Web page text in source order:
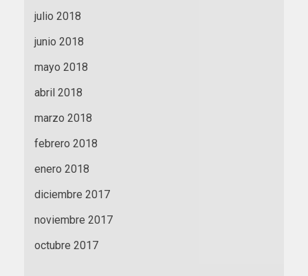
julio 2018
junio 2018
mayo 2018
abril 2018
marzo 2018
febrero 2018
enero 2018
diciembre 2017
noviembre 2017
octubre 2017